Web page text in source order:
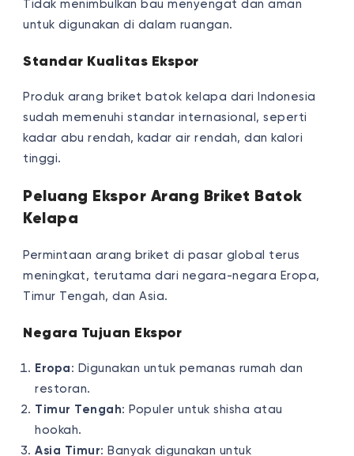
Tidak menimbulkan bau menyengat dan aman
untuk digunakan di dalam ruangan.
Standar Kualitas Ekspor
Produk arang briket batok kelapa dari Indonesia
sudah memenuhi standar internasional, seperti
kadar abu rendah, kadar air rendah, dan kalori
tinggi.
Peluang Ekspor Arang Briket Batok
Kelapa
Permintaan arang briket di pasar global terus
meningkat, terutama dari negara-negara Eropa,
Timur Tengah, dan Asia.
Negara Tujuan Ekspor
Eropa : Digunakan untuk pemanas rumah dan
restoran.
Timur Tengah: Populer untuk shisha atau
hookah.
Asia Timur: Banyak digunakan untuk